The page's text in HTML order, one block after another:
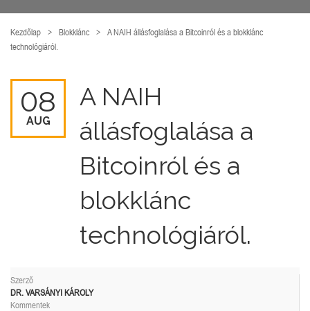
Kezdőlap Blokklánc
A NAIH állásfoglalása a Bitcoinról és a blokklánc
technológiáról.
08
AUG
A NAIH
állásfoglalása a
Bitcoinról és a
blokklánc
technológiáról.
Szerző
DR. VARSÁNYI KÁROLY
Kommentek